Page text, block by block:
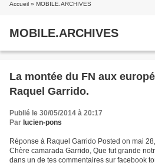
Accueil » MOBILE.ARCHIVES
MOBILE.ARCHIVES
La montée du FN aux
Raquel Garrido.
Publié le 30/05/2014 à 20:17
Par lucien-pons
Réponse à Raquel Garrido Posted on mai
Chère camarada Garrido, Que fut grande
dans un de tes commentaires sur facebook